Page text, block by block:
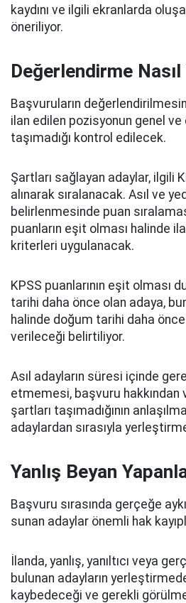
kaydını ve ilgili ekranlarda
öneriliyor.
Değerlendirme Nasıl
Başvuruların
ilan edilen pozisyonun genel ve
taşımadığı kontrol edilecek.
Şartları sağlayan adaylar, ilgili
alınarak sıralanacak. Asıl ve
belirlenmesinde puan
puanların eşit olması halinde
kriterleri uygulanacak.
KPSS puanlarının eşit olması
tarihi daha önce olan adaya,
halinde doğum tarihi daha
verileceği belirtiliyor.
Asıl adayların süresi içinde
etmemesi, başvuru hakkından
şartları taşımadığının
adaylardan sırasıyla
Yanlış Beyan
Başvuru sırasında gerçeğe
sunan adaylar önemli hak
İlanda, yanlış, yanıltıcı veya
bulunan adayların
kaybedeceği ve gerekli